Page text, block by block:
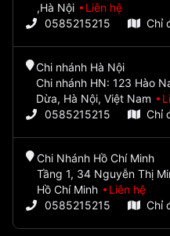
,Hà Nội
Liên hệ
0585215215
Chỉ
Chi nhánh Hà Nội
Chi nhánh HN: 123 Hào
Dừa, Hà Nội, Việt Nam
0585215215
Chỉ
Chi Nhánh Hồ Chí Minh
Tầng 1, 34 Nguyễn Thị
Hồ Chí Minh
Liên hệ
0585215215
Chỉ